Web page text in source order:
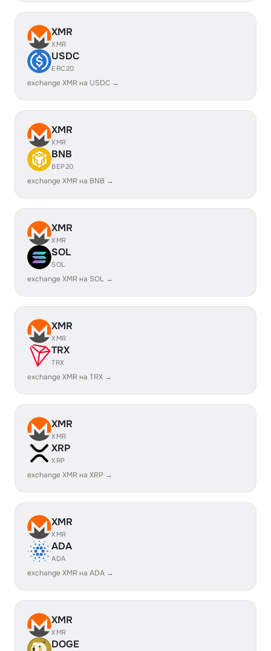
XMR
XMR
USDC
ERC20
exchange XMR на USDC →
XMR
XMR
BNB
BEP20
exchange XMR на BNB →
XMR
XMR
SOL
SOL
exchange XMR на SOL →
XMR
XMR
TRX
TRX
exchange XMR на TRX →
XMR
XMR
XRP
XRP
exchange XMR на XRP →
XMR
XMR
ADA
ADA
exchange XMR на ADA →
XMR
XMR
DOGE